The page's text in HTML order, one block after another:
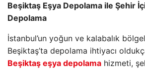
Beşiktaş Eşya Depolama ile Şehir
Depolama
İstanbul’un yoğun ve kalabalık
Beşiktaş’ta depolama ihtiyacı
Beşiktaş eşya depolama hizmeti,